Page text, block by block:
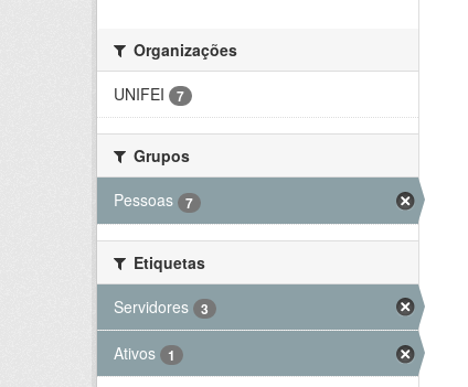
Organizações
UNIFEI
7
Grupos
Pessoas
7
Etiquetas
Servidores
3
Ativos 1